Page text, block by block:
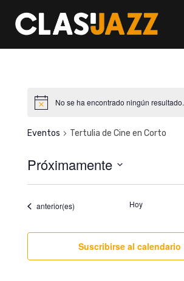
content
No se ha encontrado ningún resultado.
Eventos Tertulia de Cine en Corto
Próximamente
S
c
Eventos
anterior(es) Hoy
Suscribirse al calendario